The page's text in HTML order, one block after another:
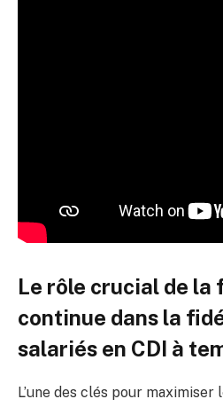
Le rôle crucial de la
continue dans la
salariés en CDI à
L’une des clés pour maximiser